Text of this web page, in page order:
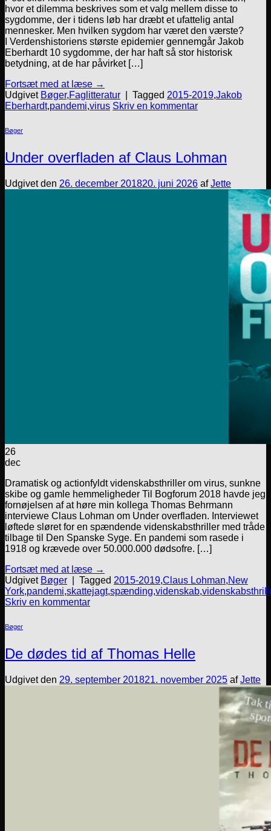
hvor et dilemma beskrives som et valg mellem disse to
sygdomme, der i tidens løb har dræbt et ufattelig antal
mennesker. Men hvilken sygdom har været den værste?
I Verdenshistoriens største epidemier gennemgår Jakob
Eberhardt 10 sygdomme, der har haft så stor historisk
betydning, at de har påvirket […]
Fortsæt med at læse →
Udgivet Bøger,Faglitteratur Tagged 2015-2019,Jakob
Eberhardt,pandemi,virus Skriv en kommentar
Bøger
Under overfladen af Claus Lohman
Udgivet den 26. december 201820. juni 2026 afJette
26
dec
Dramatisk og actionfyldt videnskabsthriller om virus, sunkne
skibe og gamle hemmeligheder Til Bogforum 2018 havde jeg
fornøjelsen af at høre min kollega Thomas Behrmann
interviewe Claus Lohman om Under overfladen. Interviewet
løftede sløret for en spændende videnskabsthriller med tråde
tilbage til Den Spanske Syge. En pandemi som rasede i
1918 og krævede over 50.000.000 dødsofre. […]
Fortsæt med at læse →
Udgivet Bøger Tagged 2015-2019,Claus Lohman,New
York,pandemi,skattejagt,spænding,videnskab,
Skriv en kommentar
Bøger
De dødes tid af Thomas Helle
Udgivet den 29. september 201821. november 2025 afJette